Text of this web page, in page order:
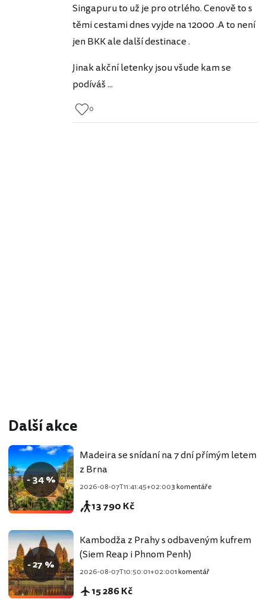
Singapuru to už je pro otrlého. Cenově to s
těmi cestami dnes vyjde na 12000 .A to není
jen BKK ale další destinace .
Jinak akční letenky jsou všude kam se
podíváš ...
0
Další akce
- 34 %
Madeira se snídaní na 7 dní přímým letem
z Brna
2026-08-07T11:41:45+02:003 komentáře
13 790 Kč
- 27 %
Kambodža z Prahy s odbaveným kufrem
(Siem Reap i Phnom Penh)
2026-08-07T10:50:01+02:001 komentář
15 286 Kč